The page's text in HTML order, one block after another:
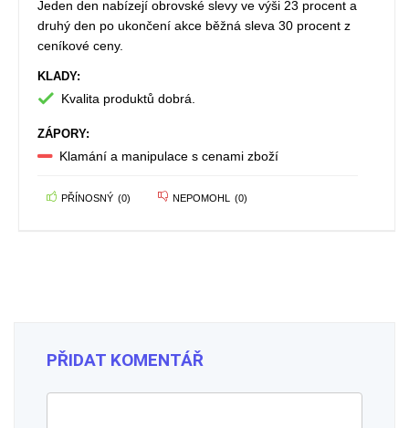
Jeden den nabízejí obrovské slevy ve výši 23 procent a
druhý den po ukončení akce běžná sleva 30 procent z
ceníkové ceny.
KLADY:
Kvalita produktů dobrá.
ZÁPORY:
Klamání a manipulace s cenami zboží
PŘÍNOSNÝ (0) NEPOMOHL (0)
PŘIDAT KOMENTÁŘ